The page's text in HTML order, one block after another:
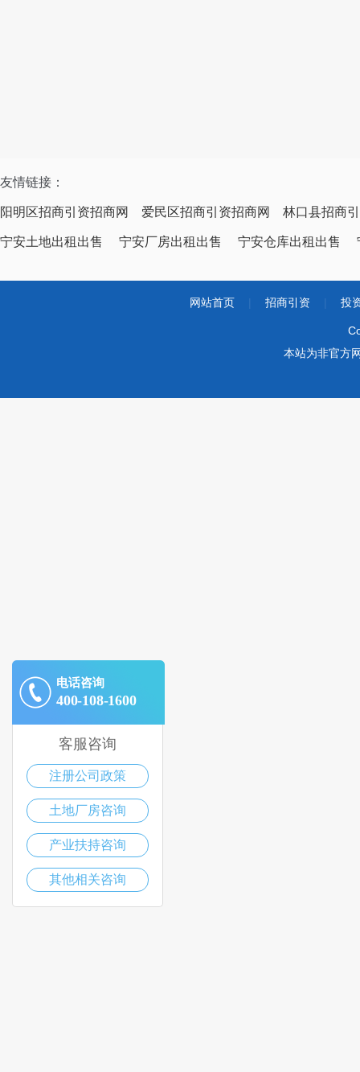
友情链接：
阳明区招商引资招商网 爱民区招商引资招商网 林口县招商
宁安土地出租出售 宁安厂房出租出售 宁安仓库出租出售
网站首页 招商引资 投
本站为非官方
电话咨询
400-108-1600
客服咨询
注册公司政策
土地厂房咨询
产业扶持咨询
其他相关咨询